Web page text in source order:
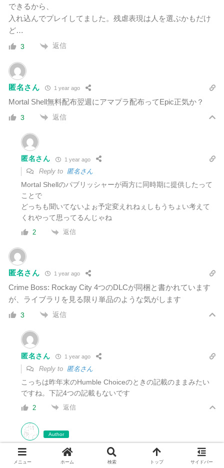
できるから、
入れ込んでプレイしてました。残虐表現は人を選ぶかもだけ
ど…
3 返信
匿名さん 1 year ago
Mortal Shell無料配布翌週にアマプラ配布ってEpic正気か？
3 返信
匿名さん 1 year ago
Reply to 匿名さん
Mortal Shellのパブリッシャーが両方に同時期に提供したって
ことで
どっちも聞いてないよぉ予定変えれねぇしもうちょい考えて
くれやって思ってるんじゃね
2 返信
匿名さん 1 year ago
Crime Boss: Rockay City 4つのDLCが同梱と書かれています
が、ライブラリを見る限り単品のような気がします
3 返信
匿名さん 1 year ago
Reply to 匿名さん
こっちは昨年末のHumble Choiceのときの記載のままみたい
ですね。下記4つの記載もないです
2 返信
Author
jushimatsu
Reply to匿名さん
メニュー ホーム 検索 トップ サイドバー